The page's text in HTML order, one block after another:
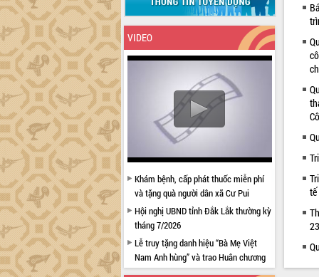
VIDEO
Khám bệnh, cấp phát thuốc miễn phí
và tặng quà người dân xã Cư Pui
Hội nghị UBND tỉnh Đắk Lắk thường kỳ
tháng 7/2026
Lễ truy tặng danh hiệu “Bà Mẹ Việt
Nam Anh hùng” và trao Huân chương
Lao động